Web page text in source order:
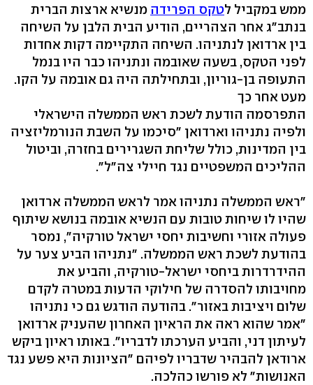
ממש במקביל לטקס הפרידה מנשיא ארצות הברית
בנתב"ג אחר הצהריים, הודיע הבית הלבן על השיחה
בין ארדואן לנתניהו. השיחה התקיימה דקות אחדות
לפני הטקס, בשעה שאובמה ונתניהו כבר היו בנמל
התעופה בן-גוריון, ובתחילתה היה גם אובמה על הקו.
מעט אחר כך
התפרסמה הודעת לשכת ראש הממשלה הישראלי
ולפיה נתניהו וארדואן "סיכמו על השבת הנורמליזציה
בין המדינות, כולל שליחת השגרירים בחזרה, וביטול
ההליכים המשפטיים נגד חיילי צה"ל".
"ראש הממשלה נתניהו אמר לראש הממשלה ארדואן
שהיו לו שיחות טובות עם הנשיא אובמה בנושא שיתוף
פעולה אזורי וחשיבות יחסי ישראל טורקיה", נמסר
בהודעת לשכת ראש הממשלה. "נתניהו הביע צער על
ההידרדרות ביחסי ישראל-טורקיה, והביע את
מחויבותו להסדרה של חילוקי הדעות במטרה לקדם
שלום ויציבות באזור". בהודעה הודגש גם כי נתניהו
"אמר שהוא ראה את הראיון האחרון שהעניק ארדואן
לעיתון דני, והביע הערכתו לדבריו". באותו ראיון ביקש
ארודאן להבהיר שדבריו לפיהם "הציונות היא פשע נגד
האנושות" לא פורשו כהלכה.